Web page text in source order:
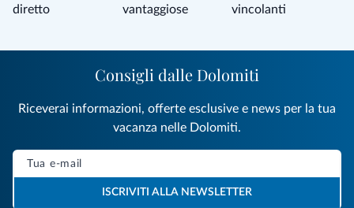
diretto
vantaggiose
vincolanti
Consigli dalle Dolomiti
Riceverai informazioni, offerte esclusive e news per la tua
vacanza nelle Dolomiti.
ISCRIVITI ALLA NEWSLETTER